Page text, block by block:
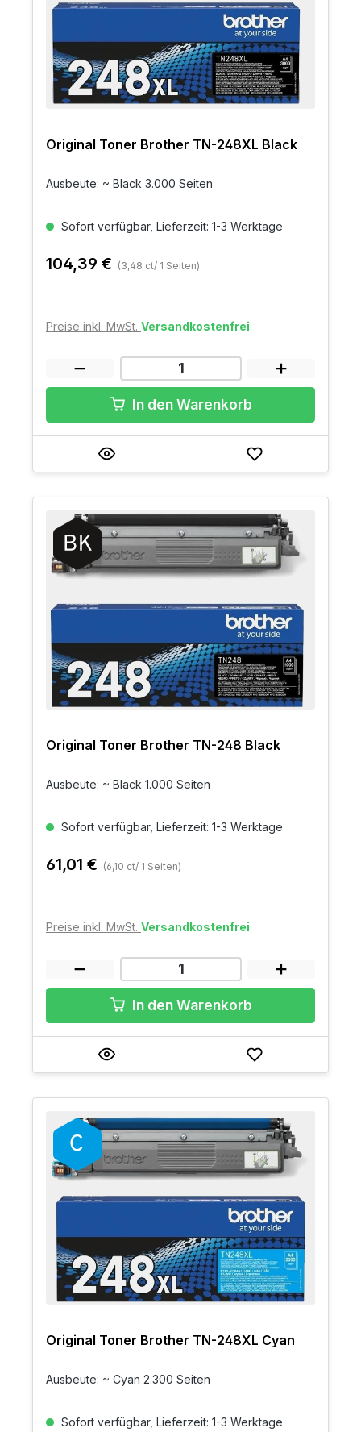
Original Toner Brother TN-248XL Black
Ausbeute: ~ Black 3.000 Seiten
Sofort verfügbar, Lieferzeit: 1-3 Werktage
104,39 € (3,48 ct/ 1 Seiten)
Preise inkl. MwSt. Versandkostenfrei
In den Warenkorb
Original Toner Brother TN-248 Black
Ausbeute: ~ Black 1.000 Seiten
Sofort verfügbar, Lieferzeit: 1-3 Werktage
61,01 € (6,10 ct/ 1 Seiten)
Preise inkl. MwSt. Versandkostenfrei
In den Warenkorb
Original Toner Brother TN-248XL Cyan
Ausbeute: ~ Cyan 2.300 Seiten
Sofort verfügbar, Lieferzeit: 1-3 Werktage